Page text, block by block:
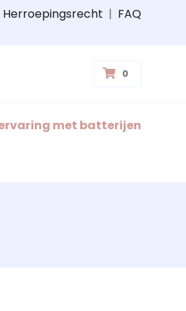
Herroepingsrecht | FAQ
0
met batterijen